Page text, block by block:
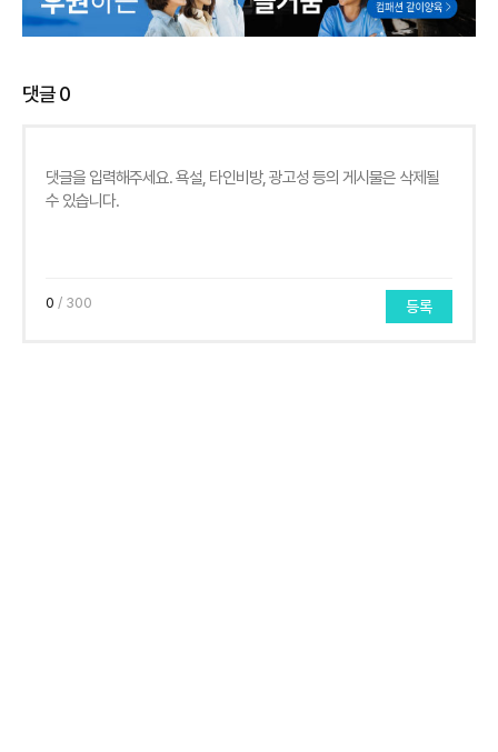
댓글0
0 / 300 등록